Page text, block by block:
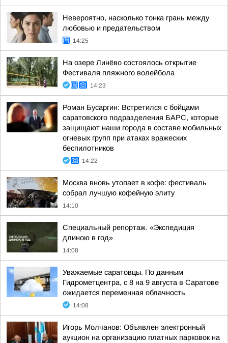
Невероятно, насколько тонка грань между
любовью и предательством
14:25
На озере Линёво состоялось открытие
Фестиваля пляжного волейбола
14:23
Роман Бусаргин: Встретился с бойцами
саратовского подразделения БАРС, которые
защищают наши города в составе мобильных
огневых групп при атаках вражеских
беспилотников
14:22
Москва вновь утопает в кофе: фестиваль
собрал лучшую кофейную элиту
14:10
Специальный репортаж. «Экспедиция
длиною в год»
14:08
Уважаемые саратовцы. По данным
Гидрометцентра, с 8 на 9 августа в Саратове
ожидается переменная облачность
14:08
Игорь Молчанов: Объявлен электронный
аукцион на организацию платных парковок на